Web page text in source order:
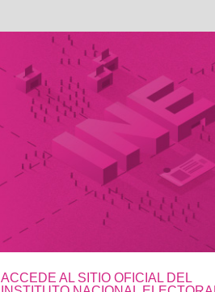
ACCEDE AL SITIO OFICIAL DEL